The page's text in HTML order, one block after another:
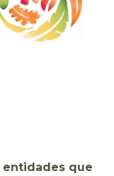
entidades que